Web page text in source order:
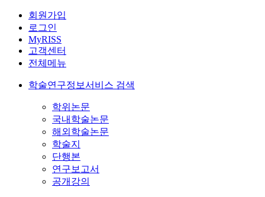
회원가입
로그인
MyRISS
고객센터
전체메뉴
학술연구정보서비스 검색
학위논문
국내학술논문
해외학술논문
학술지
단행본
연구보고서
공개강의